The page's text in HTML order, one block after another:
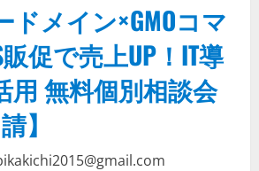
ドメイン×GMOコマ
促で売上UP！IT導
用 無料個別相談会
】